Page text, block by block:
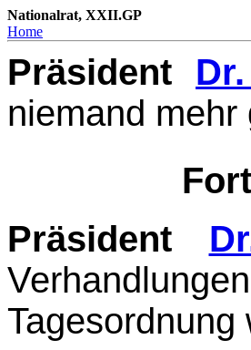
Nationalrat, XXII.GP
Home
Präsident
niemand
Präsident
Tagesordnung